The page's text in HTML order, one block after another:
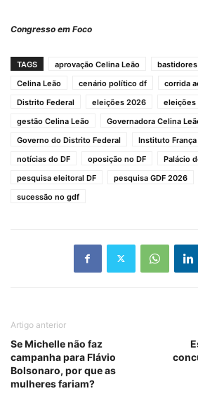
Congresso em Foco
TAGS aprovação Celina Leão
Celina Leão
cenário político df
corrida
Distrito Federal
eleições 2026
eleições
gestão Celina Leão
Governadora Celina
Governo do Distrito Federal
Instituto França
notícias do DF
oposição no DF
Palácio
pesquisa eleitoral DF
pesquisa GDF 2026
sucessão no gdf
Artigo anterior
Se Michelle não faz
campanha para Flávio
Bolsonaro, por que as
mulheres fariam?